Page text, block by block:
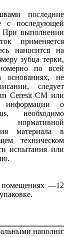
последние
с последующей
При выполнении
применяется
наносится на
зубца терки,
по всей
основаниях, не
следует
Ceresit СМ или
информации о
необходимо
нормативной
материала в
техническом
испытания или
помещениях —12